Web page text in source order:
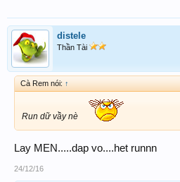
distele
Thần Tài
Cà Rem nói: ↑
Run dữ vầy nè
Lay MEN.....dap vo....het runnn
24/12/16